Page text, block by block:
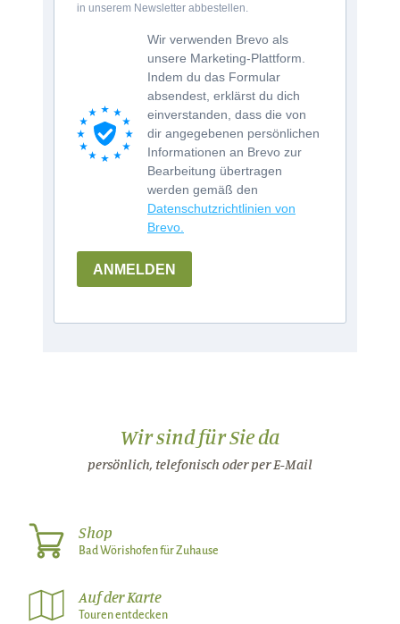
in unserem Newsletter abbestellen.
Wir verwenden Brevo als
unsere Marketing-Plattform.
Indem du das Formular
absendest, erklärst du dich
einverstanden, dass die von
dir angegebenen persönlichen
Informationen an Brevo zur
Bearbeitung übertragen
werden gemäß den
Datenschutzrichtlinien von
Brevo.
ANMELDEN
Wir sind für Sie da
persönlich, telefonisch oder per E-Mail
Shop
Bad Wörishofen für Zuhause
Auf der Karte
Touren entdecken